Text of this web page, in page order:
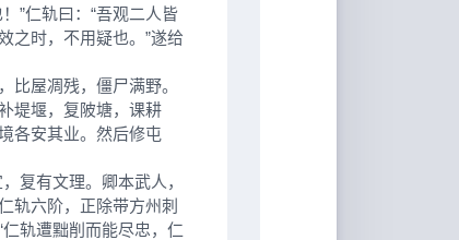
”仁轨曰：“吾观二人皆
之时，不用疑也。”遂给
屋凋残，僵尸满野。
堤堰，复陂塘，课耕
各安其业。然后修屯
复有文理。卿本武人，
轨六阶，正除带方州刺
轨遭黜削而能尽忠，仁